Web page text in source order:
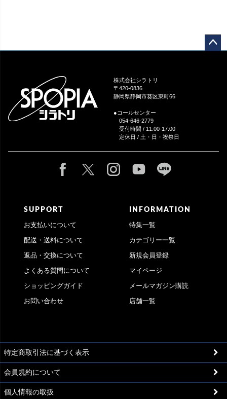
株式会社シラトリ
〒420-0836
静岡県静岡市葵区東町66
●コールセンター
054-646-2779
受付時間 / 11:00-17:00
定休日 / 土・日・祝祭日
SUPPORT
お支払いについて
配送・送料について
返品・交換について
よくある質問について
ショッピングガイド
お問い合わせ
INFORMATION
特集一覧
カテゴリー一覧
新規会員登録
マイページ
メールマガジン購読
店舗一覧
特定商取引法に基づく表示
会員規約について
個人情報の取扱